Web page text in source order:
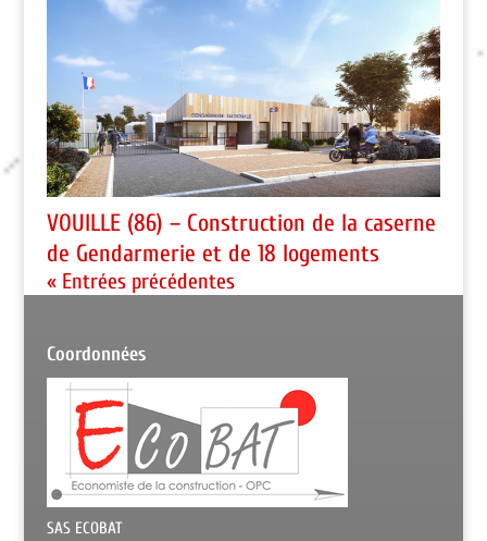
VOUILLE (86) – Construction de la caserne
de Gendarmerie et de 18 logements
« Entrées précédentes
Coordonnées
SAS ECOBAT